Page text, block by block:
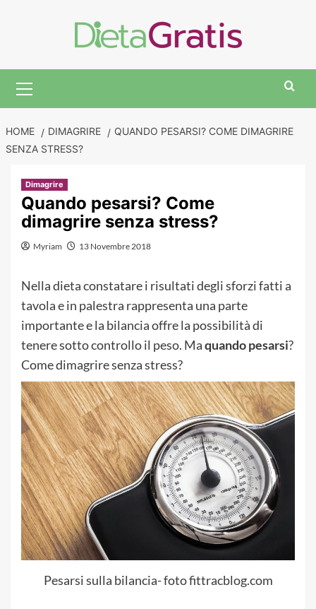
Menu
HOME DIMAGRIRE
QUANDO PESARSI? COME DIMAGRIRE
SENZA STRESS?
Dimagrire
Quando pesarsi? Come
dimagrire senza stress?
Myriam 13 Novembre 2018
Nella dieta constatare i risultati degli sforzi fatti a
tavola e in palestra rappresenta una parte
importante e la bilancia offre la possibilità di
tenere sotto controllo il peso. Maquando pesarsi?
Come dimagrire senza stress?
Pesarsi sulla bilancia- foto fittracblog.com